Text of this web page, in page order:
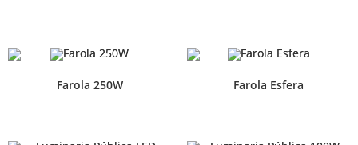
Farola 250W Farola Esfera